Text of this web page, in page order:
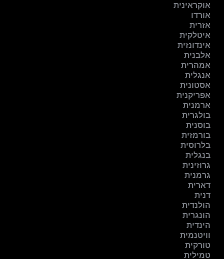
אוקראינית
אורדו
אזרית
איטלקית
אינדונזית
אלבנית
אמהרית
אנגלית
אסטונית
אפריקנית
ארמנית
בולגרית
בוסנית
בורמזית
בלרוסית
בנגלית
גרוזינית
גרמנית
דארית
דנית
הולנדית
הונגרית
הינדית
וויטנמית
טורקית
טמילית